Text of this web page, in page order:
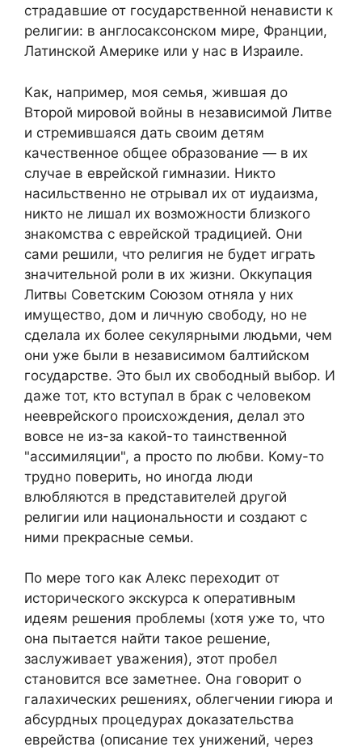
страдавшие от государственной ненависти к
религии: в англосаксонском мире, Франции,
Латинской Америке или у нас в Израиле.
Как, например, моя семья, жившая до
Второй мировой войны в независимой Литве
и стремившаяся дать своим детям
качественное общее образование — в их
случае в еврейской гимназии. Никто
насильственно не отрывал их от иудаизма,
никто не лишал их возможности близкого
знакомства с еврейской традицией. Они
сами решили, что религия не будет играть
значительной роли в их жизни. Оккупация
Литвы Советским Союзом отняла у них
имущество, дом и личную свободу, но не
сделала их более секулярными людьми, чем
они уже были в независимом балтийском
государстве. Это был их свободный выбор. И
даже тот, кто вступал в брак с человеком
нееврейского происхождения, делал это
вовсе не из-за какой-то таинственной
"ассимиляции", а просто по любви. Кому-то
трудно поверить, но иногда люди
влюбляются в представителей другой
религии или национальности и создают с
ними прекрасные семьи.
По мере того как Алекс переходит от
исторического экскурса к оперативным
идеям решения проблемы (хотя уже то, что
она пытается найти такое решение,
заслуживает уважения), этот пробел
становится все заметнее. Она говорит о
галахических решениях, облегчении гиюра и
абсурдных процедурах доказательства
еврейства (описание тех унижений, через